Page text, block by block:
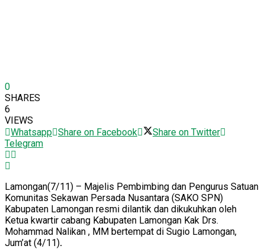
0
SHARES
6
VIEWS
Whatsapp Share on Facebook
Share on Twitter
Telegram
Lamongan(7/11) – Majelis Pembimbing dan Pengurus Satuan
Komunitas Sekawan Persada Nusantara (SAKO SPN)
Kabupaten Lamongan resmi dilantik dan dikukuhkan oleh
Ketua kwartir cabang Kabupaten Lamongan Kak Drs.
Mohammad Nalikan , MM bertempat di Sugio Lamongan,
Jum’at (4/11).